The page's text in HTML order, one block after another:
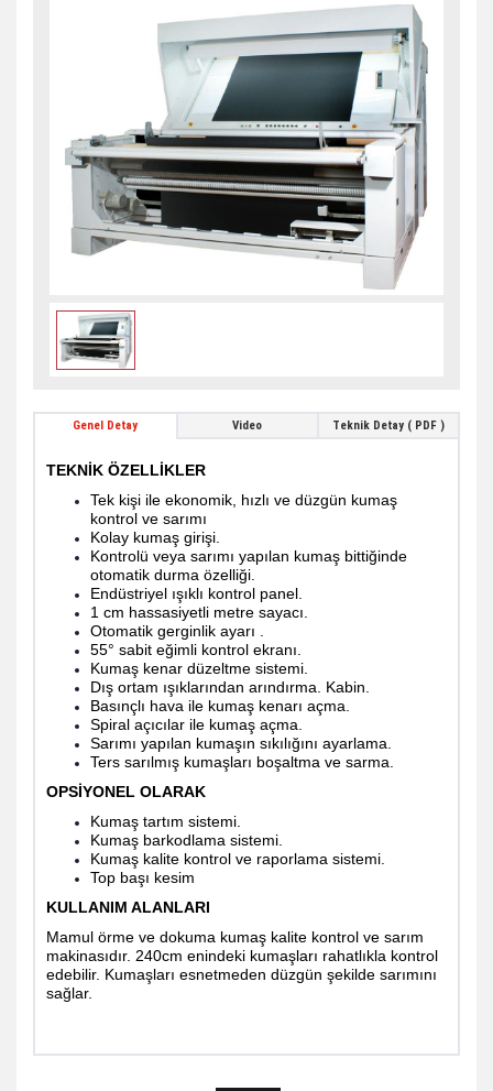
Genel Detay Video Teknik Detay ( PDF )
TEKNİK ÖZELLİKLER
Tek kişi ile ekonomik, hızlı ve düzgün kumaş
kontrol ve sarımı
Kolay kumaş girişi.
Kontrolü veya sarımı yapılan kumaş bittiğinde
otomatik durma özelliği.
Endüstriyel ışıklı kontrol panel.
1 cm hassasiyetli metre sayacı.
Otomatik gerginlik ayarı .
55° sabit eğimli kontrol ekranı.
Kumaş kenar düzeltme sistemi.
Dış ortam ışıklarından arındırma. Kabin.
Basınçlı hava ile kumaş kenarı açma.
Spiral açıcılar ile kumaş açma.
Sarımı yapılan kumaşın sıkılığını ayarlama.
Ters sarılmış kumaşları boşaltma ve sarma.
OPSİYONEL OLARAK
Kumaş tartım sistemi.
Kumaş barkodlama sistemi.
Kumaş kalite kontrol ve raporlama sistemi.
Top başı kesim
KULLANIM ALANLARI
Mamul örme ve dokuma kumaş kalite kontrol ve sarım
makinasıdır. 240cm enindeki kumaşları rahatlıkla kontrol
edebilir. Kumaşları esnetmeden düzgün şekilde sarımını
sağlar.